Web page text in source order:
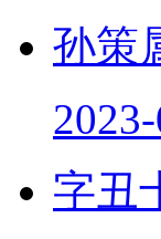
孙策
字丑